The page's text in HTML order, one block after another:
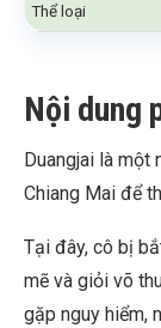
Thể loại
Nội dung
Duangjai là một
Chiang Mai để
Tại đây, cô bị
mẽ và giỏi võ
gặp nguy hiểm,